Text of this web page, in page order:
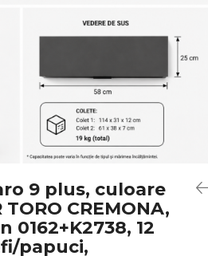
9 plus, culoare
TORO CREMONA,
0162+K2738, 12
papuci,